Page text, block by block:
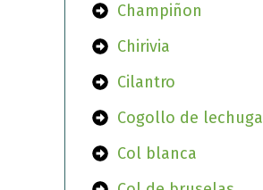
Champiñon
Chirivia
Cilantro
Cogollo de lechuga
Col blanca